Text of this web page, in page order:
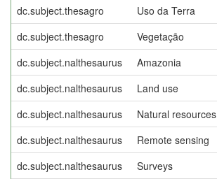
dc.subject.thesagro
Uso da Terra
dc.subject.thesagro
Vegetação
dc.subject.nalthesaurus
Amazonia
dc.subject.nalthesaurus
Land use
dc.subject.nalthesaurus
Natural resources
dc.subject.nalthesaurus
Remote sensing
dc.subject.nalthesaurus
Surveys